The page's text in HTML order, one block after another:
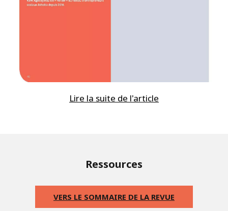
Lire la suite de l'article
Ressources
VERS LE SOMMAIRE DE LA REVUE